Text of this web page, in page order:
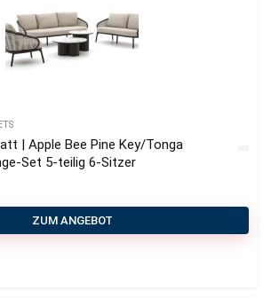
| Apple Bee Pine Key/Tonga
Set 5-teilig 6-Sitzer
ZUM ANGEBOT